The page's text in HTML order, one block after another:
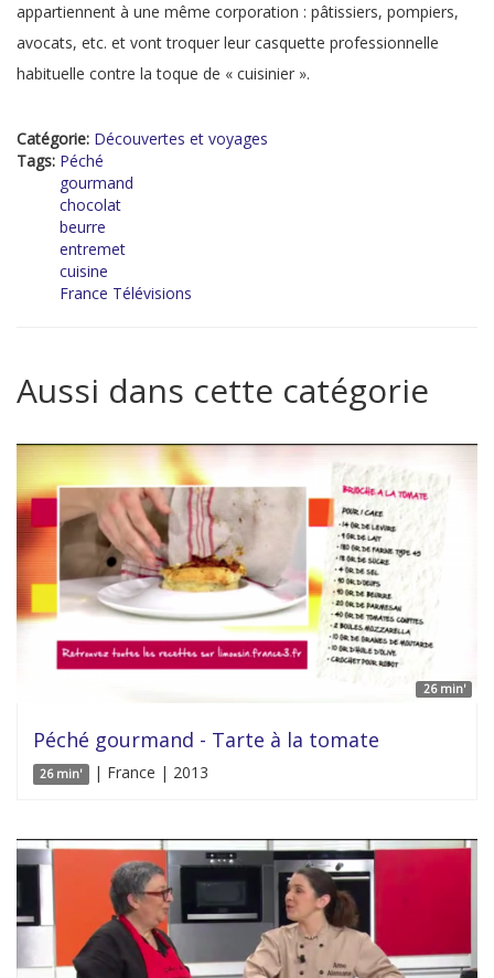
appartiennent à une même corporation : pâtissiers, pompiers,
avocats, etc. et vont troquer leur casquette professionnelle
habituelle contre la toque de « cuisinier ».
Catégorie: Découvertes et voyages
Tags: Péché
gourmand
chocolat
beurre
entremet
cuisine
France Télévisions
Aussi dans cette catégorie
26 min'
Péché gourmand - Tarte à la tomate
26 min' | France | 2013